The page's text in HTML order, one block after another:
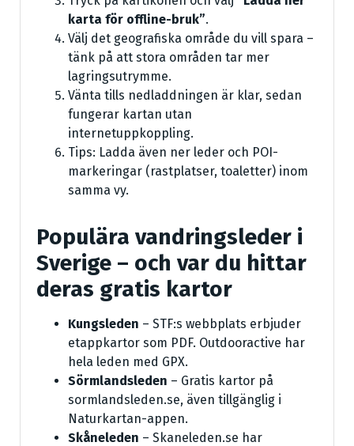
karta för offline-bruk”.
Välj det geografiska område du vill spara –
tänk på att stora områden tar mer
lagringsutrymme.
Vänta tills nedladdningen är klar, sedan
fungerar kartan utan
internetuppkoppling.
Tips: Ladda även ner leder och POI-
markeringar (rastplatser, toaletter) inom
samma vy.
Populära vandringsleder i
Sverige – och var du hittar
deras gratis kartor
Kungsleden – STF:s webbplats erbjuder
etappkartor som PDF. Outdooractive har
hela leden med GPX.
Sörmlandsleden – Gratis kartor på
sormlandsleden.se, även tillgänglig i
Naturkartan-appen.
Skåneleden – Skaneleden.se har